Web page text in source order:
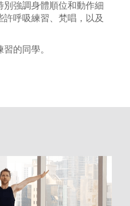
強調身體順位和動作細
呼吸練習、梵唱，以及
的同學。